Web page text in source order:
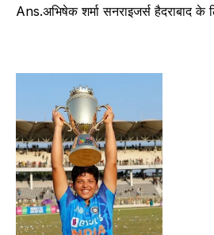
Ans.अभिषेक शर्मा सनराइजर्स हैदराबाद के